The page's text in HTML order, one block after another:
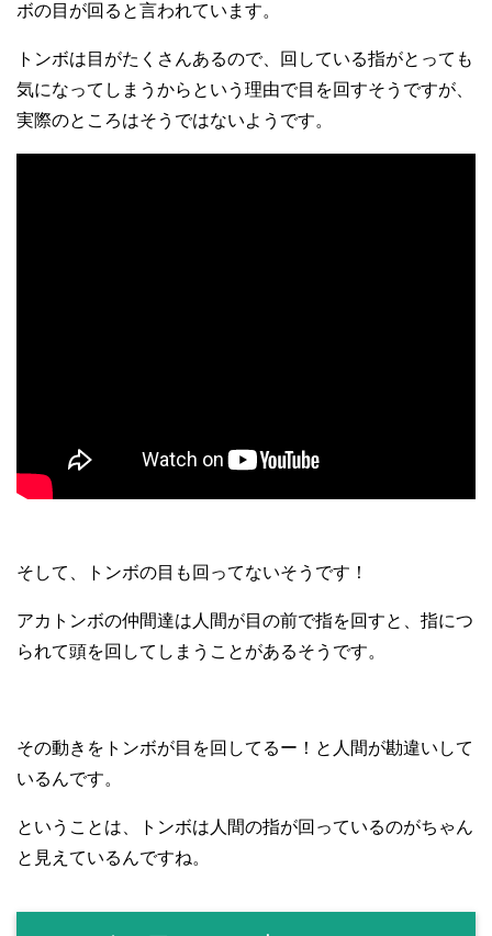
ボの目が回ると言われています。
トンボは目がたくさんあるので、回している指がとっても
気になってしまうからという理由で目を回すそうですが、
実際のところはそうではないようです。
そして、トンボの目も回ってないそうです！
アカトンボの仲間達は人間が目の前で指を回すと、指につ
られて頭を回してしまうことがあるそうです。
その動きをトンボが目を回してるー！と人間が勘違いして
いるんです。
ということは、トンボは人間の指が回っているのがちゃん
と見えているんですね。